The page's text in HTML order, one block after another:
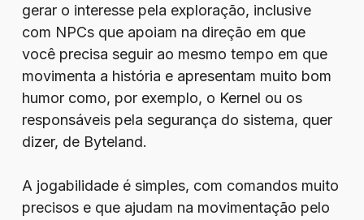
gerar o interesse pela exploração, inclusive
com NPCs que apoiam na direção em que
você precisa seguir ao mesmo tempo em que
movimenta a história e apresentam muito bom
humor como, por exemplo, o Kernel ou os
responsáveis pela segurança do sistema, quer
dizer, de Byteland.
A jogabilidade é simples, com comandos muito
precisos e que ajudam na movimentação pelo